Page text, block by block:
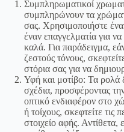
Συμπληρωματικοί
συμπληρώνουν τα
σας. Χρησιμοποιήστε
έναν επαγγελματία για
καλά. Για παράδειγμα,
ζεστούς τόνους,
στόρια σας για να
Υφή και μοτίβο: Τα ρολά
σχέδια, προσφέροντας
οπτικό ενδιαφέρον στο
ή τοίχους, σκεφτείτε τις
στοιχείο αφής. Αντίθετα,